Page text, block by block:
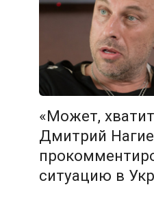
«Может,
Дмитрий
ситуацию в